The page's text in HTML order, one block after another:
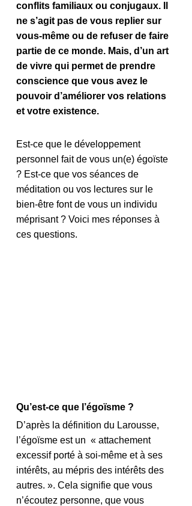
conflits familiaux ou conjugaux. Il
ne s’agit pas de vous replier sur
vous-même ou de refuser de faire
partie de ce monde. Mais, d’un art
de vivre qui permet de prendre
conscience que vous avez le
pouvoir d’améliorer vos relations
et votre existence.
Est-ce que le développement
personnel fait de vous un(e) égoïste
? Est-ce que vos séances de
méditation ou vos lectures sur le
bien-être font de vous un individu
méprisant ? Voici mes réponses à
ces questions.
Qu’est-ce que l’égoïsme ?
D’après la définition du Larousse,
l’égoïsme est un  « attachement
excessif porté à soi-même et à ses
intérêts, au mépris des intérêts des
autres. ». Cela signifie que vous
n’écoutez personne, que vous